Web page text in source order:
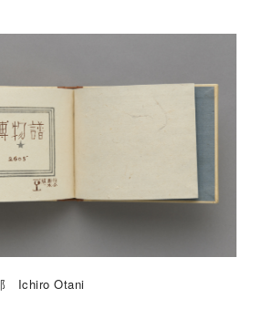
Ichiro Otani